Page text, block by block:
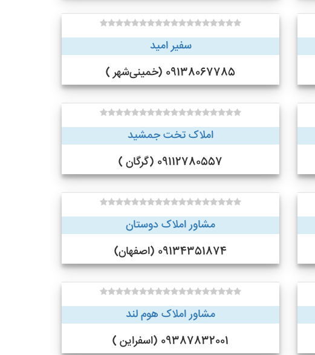
سفیر امید
09138067785 (خمینی‌شهر )
املاک تخت جمشید
09112780557 (گرگان )
مشاور املاک دوستان
09134351874 (اصفهان)
مشاور املاک هوم لند
09387832001 (اسفراین )